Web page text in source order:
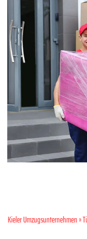
Kieler Umzugsunternehmen»